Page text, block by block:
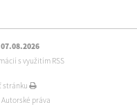
07.08.2026
s využitím RSS
stránku
Autorské práva